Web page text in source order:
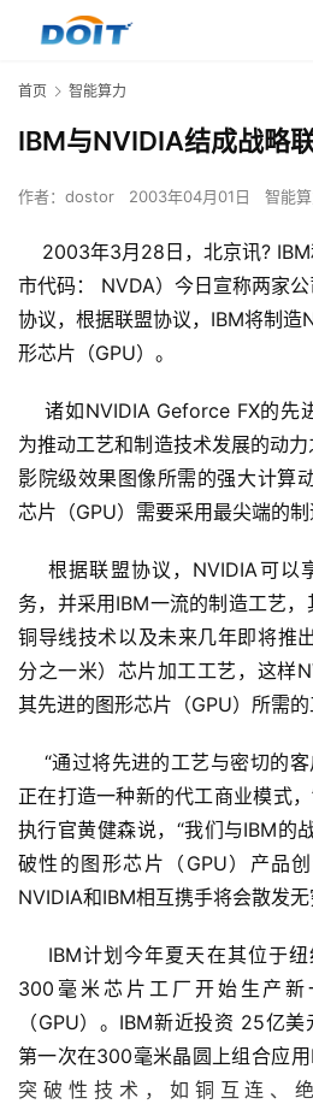
首页 智能算力
IBM与NVIDIA结成战略
作者： dostor 2003年04月01日 智能
2003年3月28日，北京讯? IBM
市代码： NVDA）今日宣称两家
协议，根据联盟协议，IBM将制造
形芯片（GPU）。
诸如NVIDIA Geforce FX的先
为推动工艺和制造技术发展的动
影院级效果图像所需的强大计算
芯片（GPU）需要采用最尖端的制
根据联盟协议，NVIDIA可以
务，并采用IBM一流的制造工艺
铜导线技术以及未来几年即将推
分之一米）芯片加工工艺，这样
其先进的图形芯片（GPU）所需的
“通过将先进的工艺与密切的客
正在打造一种新的代工商业模式
执行官黄健森说，“我们与IBM的
破性的图形芯片（GPU）产品
NVIDIA和IBM相互携手将会散发无
IBM计划今年夏天在其位于纽
300毫米芯片工厂开始生产新
（GPU）。IBM新近投资 25亿
第一次在300毫米晶圆上组合应
突破性技术，如铜互连、